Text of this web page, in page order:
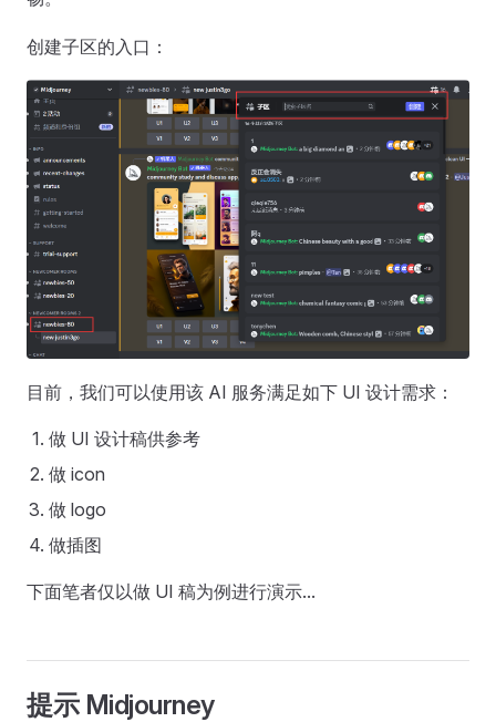
创建子区的入口：
目前，我们可以使用该 AI 服务满足如下 UI 设计需求：
做 UI 设计稿供参考
做 icon
做 logo
做插图
下面笔者仅以做 UI 稿为例进行演示...
提示 Midjourney